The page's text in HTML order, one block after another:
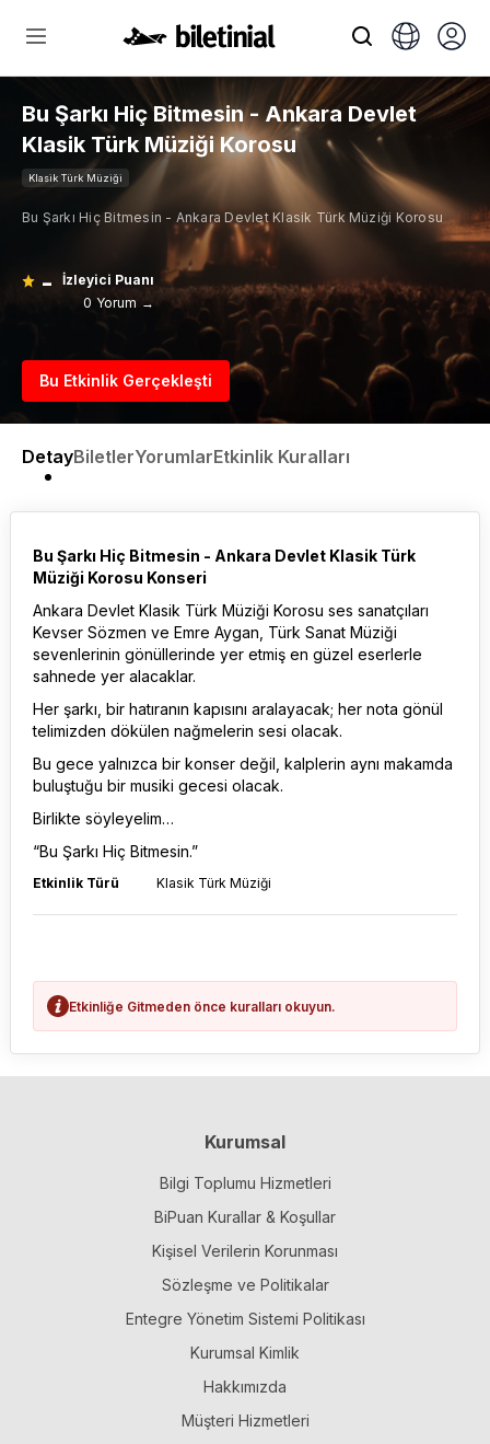
Bu Şarkı Hiç Bitmesin - Ankara Devlet
Klasik Türk Müziği Korosu
Klasik Türk Müziği
Bu Şarkı Hiç Bitmesin - Ankara Devlet Klasik Türk Müziği Korosu
-
İzleyici Puanı
0 Yorum →
Bu Etkinlik Gerçekleşti
DetayBiletlerYorumlarEtkinlik Kuralları
Bu Şarkı Hiç Bitmesin - Ankara Devlet Klasik Türk
Müziği Korosu Konseri
Ankara Devlet Klasik Türk Müziği Korosu ses sanatçıları
Kevser Sözmen ve Emre Aygan, Türk Sanat Müziği
sevenlerinin gönüllerinde yer etmiş en güzel eserlerle
sahnede yer alacaklar.
Her şarkı, bir hatıranın kapısını aralayacak; her nota gönül
telimizden dökülen nağmelerin sesi olacak.
Bu gece yalnızca bir konser değil, kalplerin aynı makamda
buluştuğu bir musiki gecesi olacak.
Birlikte söyleyelim…
“Bu Şarkı Hiç Bitmesin.”
Etkinlik Türü Klasik Türk Müziği
Etkinliğe Gitmeden önce kuralları okuyun.
Kurumsal
Bilgi Toplumu Hizmetleri
BiPuan Kurallar & Koşullar
Kişisel Verilerin Korunması
Sözleşme ve Politikalar
Entegre Yönetim Sistemi Politikası
Kurumsal Kimlik
Hakkımızda
Müşteri Hizmetleri